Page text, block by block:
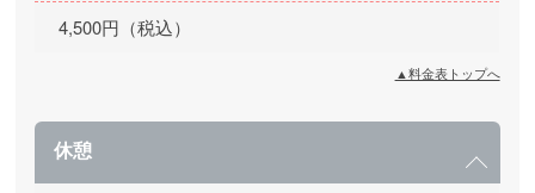
4,500円（税込）
▲料金表トップへ
休憩